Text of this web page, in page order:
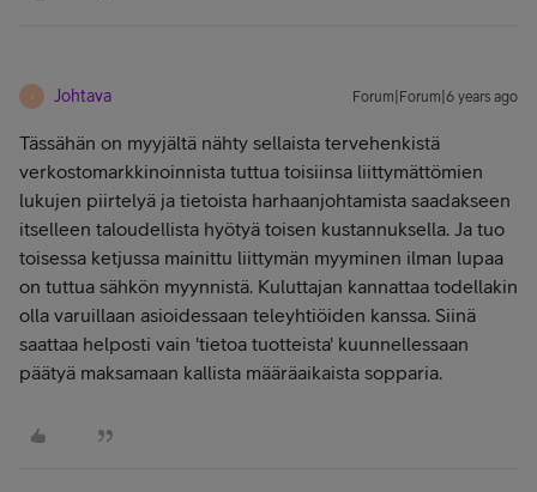
J Johtava Forum|Forum|6 years ago
Tässähän on myyjältä nähty sellaista tervehenkistä
verkostomarkkinoinnista tuttua toisiinsa liittymättömien
lukujen piirtelyä ja tietoista harhaanjohtamista saadakseen
itselleen taloudellista hyötyä toisen kustannuksella. Ja tuo
toisessa ketjussa mainittu liittymän myyminen ilman lupaa
on tuttua sähkön myynnistä. Kuluttajan kannattaa todellakin
olla varuillaan asioidessaan teleyhtiöiden kanssa. Siinä
saattaa helposti vain 'tietoa tuotteista' kuunnellessaan
päätyä maksamaan kallista määräaikaista sopparia.